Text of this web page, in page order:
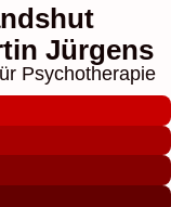
Jürgens
Psychotherapie